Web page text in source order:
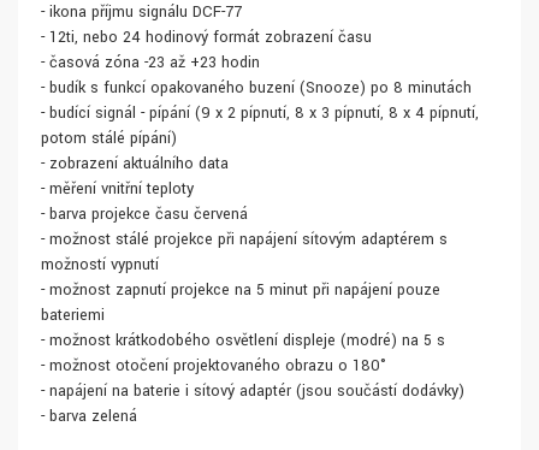
- ikona příjmu signálu DCF-77
- 12ti, nebo 24 hodinový formát zobrazení času
- časová zóna -23 až +23 hodin
- budík s funkcí opakovaného buzení (Snooze) po 8 minutách
- budící signál - pípání (9 x 2 pípnutí, 8 x 3 pípnutí, 8 x 4 pípnutí,
potom stálé pípání)
- zobrazení aktuálního data
- měření vnitřní teploty
- barva projekce času červená
- možnost stálé projekce při napájení síťovým adaptérem s
možností vypnutí
- možnost zapnutí projekce na 5 minut při napájení pouze
bateriemi
- možnost krátkodobého osvětlení displeje (modré) na 5 s
- možnost otočení projektovaného obrazu o 180°
- napájení na baterie i síťový adaptér (jsou součástí dodávky)
- barva zelená